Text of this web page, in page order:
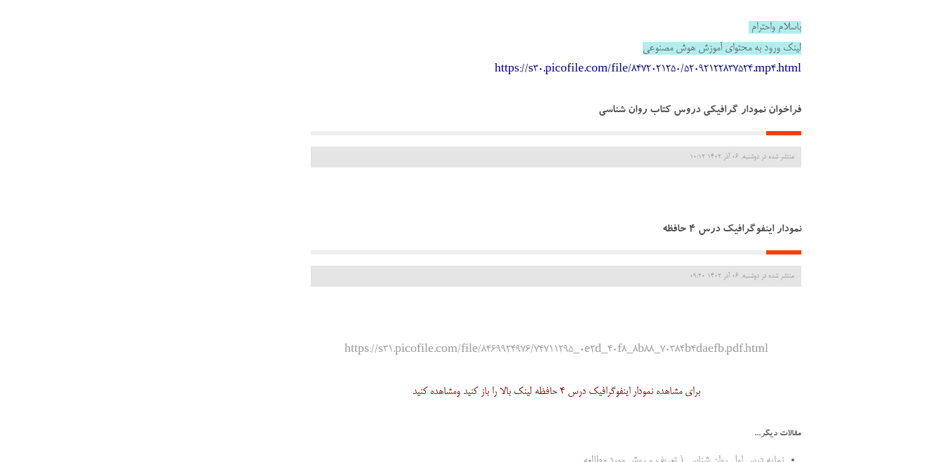
باسلام واحترام
لینک ورود به محتوای آموزش هوش مصنوعی
https://s30.picofile.com/file/8472021250/52092122837524.mp4.html
فراخوان نمودار گرافیکی دروس کتاب روان شناسی
منتشر شده در دوشنبه, 06 آذر 1402 10:12
نمودار اینفوگرافیک درس 4 حافظه
منتشر شده در دوشنبه, 06 آذر 1402 09:20
https://s31.picofile.com/file/8469924976/74711295_0e2d_40f8_8b88_70384b4daefb.pdf.html
برای مشاهده نمودار اینفوگرافیک درس 4 حافظه لینک بالا را باز کنید ومشاهده کنید
مقالات دیگر...